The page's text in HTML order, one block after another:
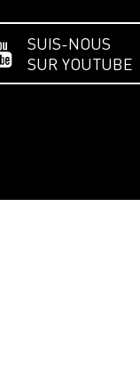
SUIS-NOUS
SUR YOUTUBE